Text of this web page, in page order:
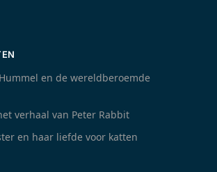
en de wereldberoemde
verhaal van Peter Rabbit
en haar liefde voor katten